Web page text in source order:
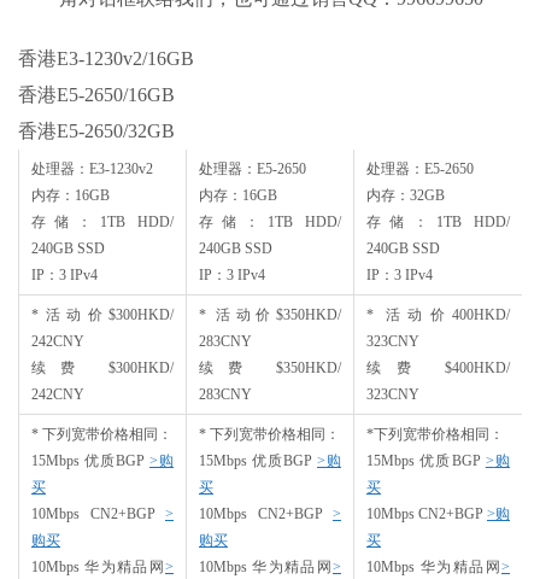
香港E3-1230v2/16GB
香港E5-2650/16GB
香港E5-2650/32GB
处理器：E3-1230v2
内存：16GB
存储：1TB HDD/
240GB SSD
IP：3 IPv4
处理器：E5-2650
内存：16GB
存储：1TB HDD/
240GB SSD
IP：3 IPv4
处理器：E5-2650
内存：32GB
存储：1TB HDD/
240GB SSD
IP：3 IPv4
*活动价$300HKD/
242CNY
续费 $300HKD/
242CNY
* 活动价$350HKD/
283CNY
续费 $350HKD/
283CNY
* 活动价400HKD/
323CNY
续费 $400HKD/
323CNY
* 下列宽带价格相同：
15Mbps 优质BGP >购
买
10Mbps CN2+BGP >
购买
10Mbps 华为精品网 >
* 下列宽带价格相同：
15Mbps 优质BGP >购
买
10Mbps CN2+BGP >
购买
10Mbps 华为精品网 >
*下列宽带价格相同：
15Mbps 优质BGP > 购
买
10Mbps CN2+BGP >购
买
10Mbps 华为精品网 >